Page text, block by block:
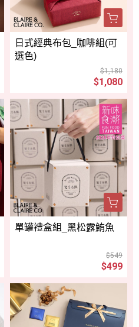
日式經典布包_咖啡組(可
選色)
$1,180
$1,080
單罐禮盒組_黑松露鮪魚
$549
$499